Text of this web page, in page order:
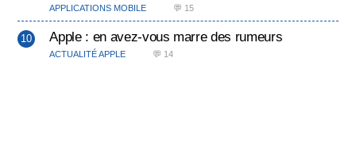
APPLICATIONS MOBILE 💬 15
Apple : en avez-vous marre des rumeurs
ACTUALITÉ APPLE 💬 14